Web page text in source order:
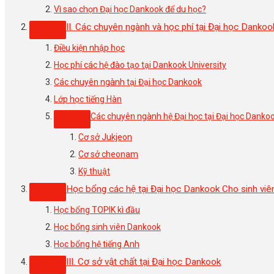
Vì sao chọn Đại học Dankook để du học?
II. Các chuyên ngành và học phí tại Đại học
Điều kiện nhập học
Học phí các hệ đào tạo tại Dankook University
Các chuyên ngành tại Đại học Dankook
Lớp học tiếng Hàn
Các chuyên ngành hệ Đại học tại Đại học
Cơ sở Jukjeon
Cơ sở cheonam
Kỹ thuật
Học bổng các hệ tại Đại học Dankook Cho sinh
Học bổng TOPIK kì đầu
Học bổng sinh viên Dankook
Học bổng hệ tiếng Anh
III. Cơ sở vật chất tại Đại học Dankook